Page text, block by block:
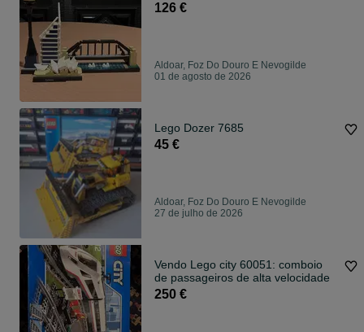
126 €
Aldoar, Foz Do Douro E Nevogilde
01 de agosto de 2026
Lego Dozer 7685
45 €
Aldoar, Foz Do Douro E Nevogilde
27 de julho de 2026
Vendo Lego city 60051: comboio
de passageiros de alta velocidade
250 €